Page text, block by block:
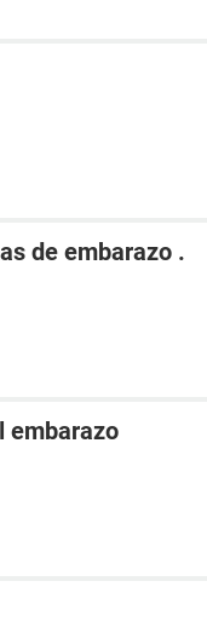
de embarazo .
embarazo